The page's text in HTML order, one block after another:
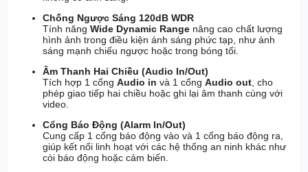
Chống Ngược Sáng 120dB WDR
Tính năngWide Dynamic Range nâng cao chất lượng
hình ảnh trong điều kiện ánh sáng phức tạp, như ánh
sáng mạnh chiếu ngược hoặc trong bóng tối.
Âm Thanh Hai Chiều (Audio In/Out)
Tích hợp 1 cổngAudio in và 1 cổngAudio out, cho
phép giao tiếp hai chiều hoặc ghi lại âm thanh cùng với
video.
Cổng Báo Động (Alarm In/Out)
Cung cấp 1 cổng báo động vào và 1 cổng báo động ra,
giúp kết nối linh hoạt với các hệ thống an ninh khác như
còi báo động hoặc cảm biến.